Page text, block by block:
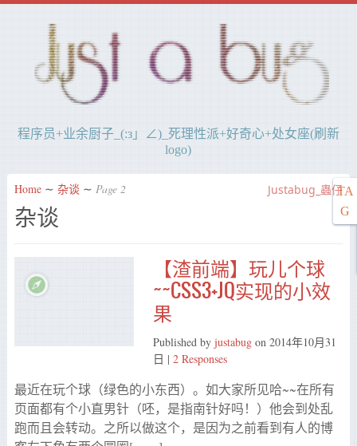
程序员+业余厨子_(:з」∠)_死理性派+好奇心+处女座(刷新
logo)
TA
G
Justabug_蟲仔
Home ∼ 杂谈 ∼ Page 2
杂谈
【渣前端】玩儿个球
~~CSS3+JQ实现的小效
果
Published by justabugon 2014年10月31
日 | 2 Responses
最近在玩个球（绿色的小东西）。如大家所见哈~~在所有
页面都有个小直男针（呸，是指南针好吗！）他会到处乱
跑而且会转动。之所以做这个，是因为之前看到有人的博